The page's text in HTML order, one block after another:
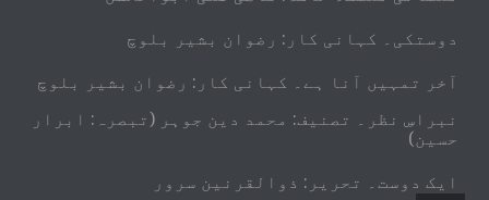
دوستکی۔ کہانی کار: رضوان بشیر بلوچ
آخر تمہیں آنا ہے۔ کہانی کار: رضوان بشیر بلوچ
نبراسِ نظر۔ تصنیف: محمد دین جوہر (تبصرہ: ابرار
حسین)
ایک دوست۔ تحریر: ذوالقرنین سرور